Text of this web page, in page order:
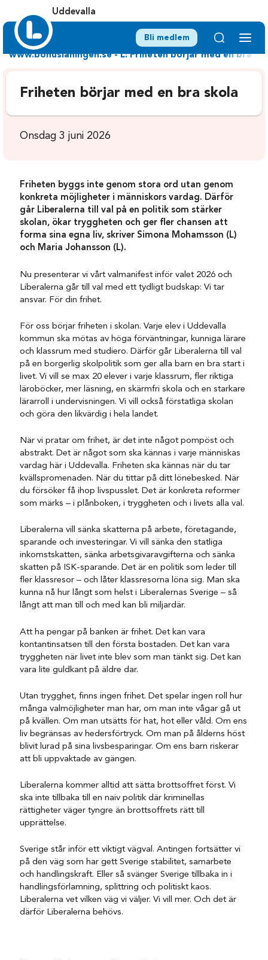
Uddevalla
Bli medlem
www.bohuslaningen.se - L: Friheten börjar med en bra
Friheten börjar med en bra skola
Onsdag 3 juni 2026
Friheten byggs inte genom stora ord utan genom
konkreta möjligheter i människors vardag. Därför
går Liberalerna till val på en politik som stärker
skolan, ökar tryggheten och ger fler chansen att
forma sina egna liv, skriver Simona Mohamsson (L)
och Maria Johansson (L).
Nu presenterar vi vårt valmanifest inför valet 2026 och
Liberalerna går till val med ett tydligt budskap: Vi tar
ansvar. För din frihet.
För oss börjar friheten i skolan. Varje elev i Uddevalla
kommun ska mötas av höga förväntningar, kunniga lärare
och klassrum med studiero. Därför går Liberalerna till val
på en borgerlig skolpolitik som ger alla barn en bra start i
livet. Vi vill se max 20 elever i varje klassrum, fler riktiga
läroböcker, mer läsning, en skärmfri skola och en starkare
lärarroll i undervisningen. Vi vill också förstatliga skolan
och göra den likvärdig i hela landet.
När vi pratar om frihet, är det inte något pompöst och
abstrakt. Det är något som ska kännas i varje människas
vardag här i Uddevalla. Friheten ska kännas när du tar
kvällspromenaden. När du tittar på ditt lönebesked. När
du försöker få ihop livspusslet. Det är konkreta reformer
som märks – i plånboken, i tryggheten och i livets alla val.
Liberalerna vill sänka skatterna på arbete, företagande,
sparande och investeringar. Vi vill sänka den statliga
inkomstskatten, sänka arbetsgivaravgifterna och sänka
skatten på ISK-sparande. Det är en politik som leder till
fler klassresor – och låter klassresorna löna sig. Man ska
kunna nå hur långt som helst i Liberalernas Sverige – så
långt att man till och med kan bli miljardär.
Att ha pengar på banken är frihet. Det kan vara
kontantinsatsen till den första bostaden. Det kan vara
tryggheten när livet inte blev som man tänkt sig. Det kan
vara lite guldkant på äldre dar.
Utan trygghet, finns ingen frihet. Det spelar ingen roll hur
många valmöjligheter man har, om man inte vågar gå ut
på kvällen. Om man utsätts för hat, hot eller våld. Om ens
liv begränsas av hedersförtryck. Om man på ålderns höst
blivit lurad på sina livsbesparingar. Om ens barn riskerar
att bli uppvaktade av gängen.
Liberalerna kommer alltid att sätta brottsoffret först. Vi
ska inte tillbaka till en naiv politik där kriminellas
rättigheter väger tyngre än brottsoffrets rätt till
upprättelse.
Sverige står inför ett viktigt vägval. Antingen fortsätter vi
på den väg som har gett Sverige stabilitet, samarbete
och handlingskraft. Eller så svänger Sverige tillbaka in i
handlingsförlamning, splittring och politiskt kaos.
Liberalerna vet vilken väg vi väljer. Vi vill mer. Och det är
därför Liberalerna behövs.